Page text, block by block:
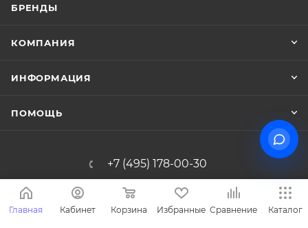
БРЕНДЫ
КОМПАНИЯ
ИНФОРМАЦИЯ
ПОМОЩЬ
+7 (495) 178-00-30
Info@miasinopt.ru
Москва, Огородный пр., 16/1с4, оф.
Главная Кабинет Корзина Избранные Сравнение Каталог